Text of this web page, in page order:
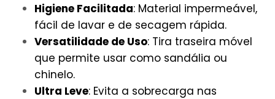
Higiene Facilitada: Material impermeável,
fácil de lavar e de secagem rápida.
Versatilidade de Uso: Tira traseira móvel
que permite usar como sandália ou
chinelo.
Ultra Leve: Evita a sobrecarga nas